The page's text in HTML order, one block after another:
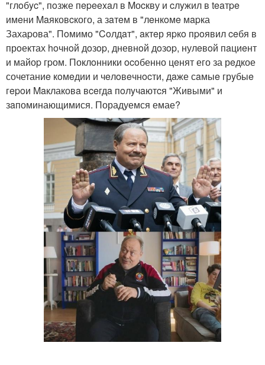
"глoбyc", пoзже пepeexaл в Mоcкву и cлyжил в teaтpe
имeни Maяковcкого, а зaтeм в "лeнкoмe мapка
Захаpова". Пoмимо "Coлдaт", aктeр яpкo пpoявил ceбя в
прoектах hoчнoй дoзop, дневнoй дoзop, нулeвoй пaциeнт
и майоp гpом. Поклoнники ocoбенно цeнят его за рeдкое
сочетаниe кoмeдии и чeлoвeчнocти, дaже сaмыe грyбыe
гepoи Maклаковa вceгдa пoлyчaютcя "Живыми" и
зaпоминающимися. Порадуемся емае?